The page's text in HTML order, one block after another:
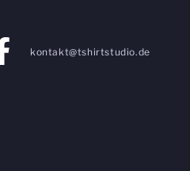
kontakt@tshirtstudio.de